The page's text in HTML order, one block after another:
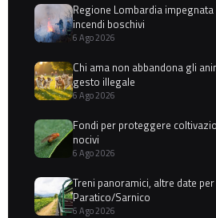
Regione Lombardia
incendi boschivi
6 Ago 2026
Chi ama non abbandona gli
gesto illegale
6 Ago 2026
Fondi per proteggere
nocivi
6 Ago 2026
Treni panoramici, altre date
Paratico/Sarnico
6 Ago 2026